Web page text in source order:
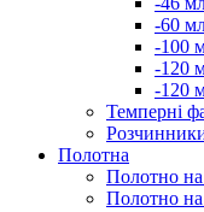
-60
-100
-120
-120
Темперні
Полотна
Полотно
Полотно